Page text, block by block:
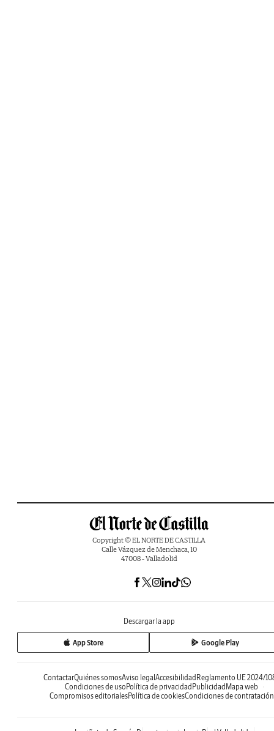
Copyright © EL NORTE DE CASTILLA
Calle Vázquez de Menchaca, 10
47008 - Valladolid
Descargar la app
App Store Google Play
ContactarQuiénes somosAviso legal Accesibilidad Reglamento UE 2024/
Condiciones de uso Política de privacidad Publicidad Mapa web
Compromisos editorialesPolítica de cookiesCondiciones de contratación